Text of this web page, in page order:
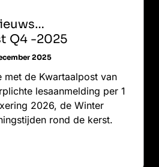
Q4 -2025
2025
de Kwartaalpost van
lesaanmelding per 1
2026, de Winter
rond de kerst.